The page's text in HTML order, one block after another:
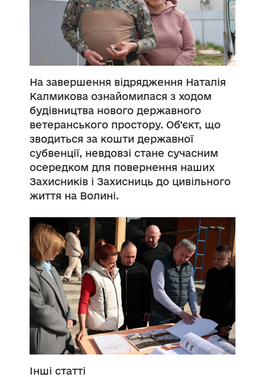
На завершення відрядження Наталія
Калмикова ознайомилася з ходом
будівництва нового державного
ветеранського простору. Об’єкт, що
зводиться за кошти державної
субвенції, невдовзі стане сучасним
осередком для повернення наших
Захисників і Захисниць до цивільного
життя на Волині.
Інші статті